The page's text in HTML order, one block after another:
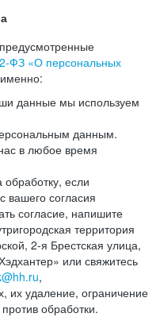
ФЗ «О персональных
данные мы используем
данным.
в любое время
обработку, если
согласия
согласие, напишите
территория
2-я Брестская улица,
или свяжитесь
,
их удаление, ограничение
обработки.